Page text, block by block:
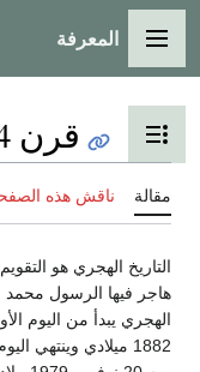
القائمة الرئيسية
المعرفة
تبديل عرض جدول
قرن 14 هـ
ناقش هذه الصفحة
الهجري هو التقويم
فيها الرسول محمد من
1882 ميلادي وينتهي